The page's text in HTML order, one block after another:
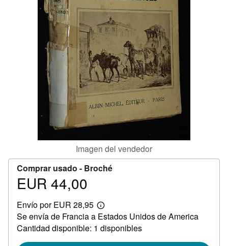
CERRAR
Imagen del vendedor
Comprar usado - Broché
Precio
44,00
EUR 44,00
Envío por EUR 28,95
Más
información
sobre
las
Se envía de Francia a Estados Unidos de America
Cantidad disponible: 1 disponibles